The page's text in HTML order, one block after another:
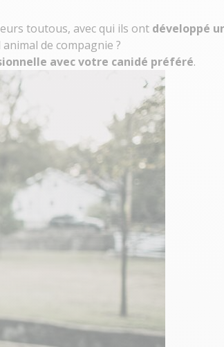
toutous, avec qui ils ont développé
de compagnie ?
avec votre canidé préféré.